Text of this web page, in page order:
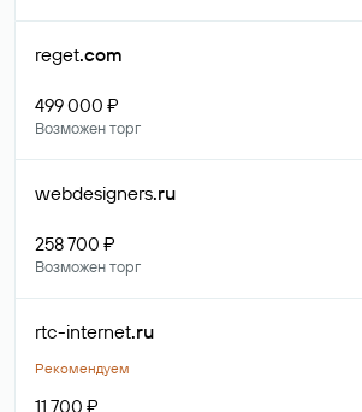
reget.com
499 000 ₽
Возможен торг
webdesigners.ru
258 700 ₽
Возможен торг
rtc-internet.ru
Рекомендуем
11 700 ₽